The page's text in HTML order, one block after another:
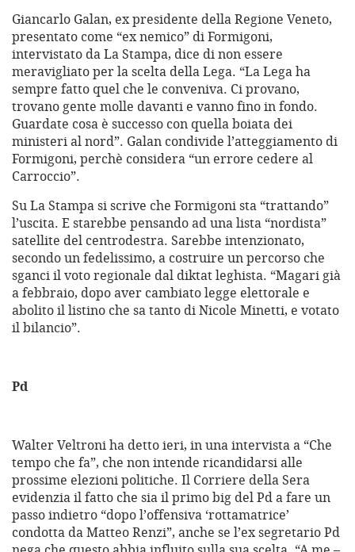
Giancarlo Galan, ex presidente della Regione Veneto,
presentato come “ex nemico” di Formigoni,
intervistato da La Stampa, dice di non essere
meravigliato per la scelta della Lega. “La Lega ha
sempre fatto quel che le conveniva. Ci provano,
trovano gente molle davanti e vanno fino in fondo.
Guardate cosa è successo con quella boiata dei
ministeri al nord”. Galan condivide l’atteggiamento di
Formigoni, perchè considera “un errore cedere al
Carroccio”.
Su La Stampa si scrive che Formigoni sta “trattando”
l’uscita. E starebbe pensando ad una lista “nordista”
satellite del centrodestra. Sarebbe intenzionato,
secondo un fedelissimo, a costruire un percorso che
sganci il voto regionale dal diktat leghista. “Magari già
a febbraio, dopo aver cambiato legge elettorale e
abolito il listino che sa tanto di Nicole Minetti, e votato
il bilancio”.
Pd
Walter Veltroni ha detto ieri, in una intervista a “Che
tempo che fa”, che non intende ricandidarsi alle
prossime elezioni politiche. Il Corriere della Sera
evidenzia il fatto che sia il primo big del Pd a fare un
passo indietro “dopo l’offensiva ‘rottamatrice’
condotta da Matteo Renzi”, anche se l’ex segretario Pd